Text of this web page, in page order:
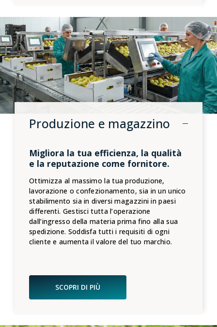
Produzione e magazzino
Migliora la tua efficienza, la qualità
e la reputazione come fornitore.
Ottimizza al massimo la tua produzione,
lavorazione o confezionamento, sia in un unico
stabilimento sia in diversi magazzini in paesi
differenti. Gestisci tutta l’operazione
dall’ingresso della materia prima fino alla sua
spedizione. Soddisfa tutti i requisiti di ogni
cliente e aumenta il valore del tuo marchio.
SCOPRI DI PIÙ